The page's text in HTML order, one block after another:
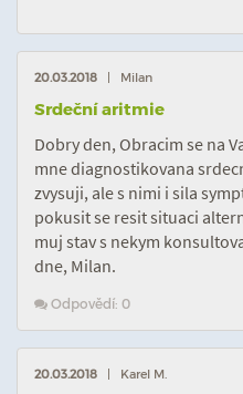
20.03.2018 | Milan
Srdeční aritmie
Dobry den, Obracim se na
mne diagnostikovana
zvysuji, ale s nimi i sila
pokusit se resit situaci
muj stav s nekym
dne, Milan.
Odpovědí: 0
20.03.2018 | Karel M.